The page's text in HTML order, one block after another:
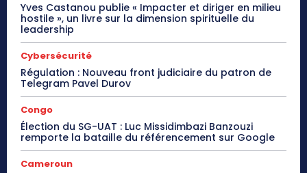
Yves Castanou publie « Impacter et diriger en milieu
hostile », un livre sur la dimension spirituelle du
leadership
Cybersécurité
Régulation : Nouveau front judiciaire du patron de
Telegram Pavel Durov
Congo
Élection du SG-UAT : Luc Missidimbazi Banzouzi
remporte la bataille du référencement sur Google
Cameroun